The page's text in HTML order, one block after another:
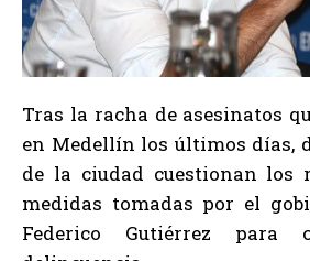
Tras la racha de asesinatos
en Medellín los últimos días,
de la ciudad cuestionan los
medidas tomadas por el
Federico Gutiérrez para